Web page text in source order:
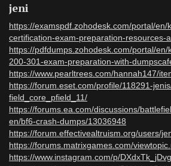
jeni
https://examspdf.zohodesk.com/portal/en/
certification-exam-preparation-resources-
https://pdfdumps.zohodesk.com/portal/en/
200-301-exam-preparation-with-
https://www.pearltrees.com/hannah147/
https://forum.eset.com/profile/118291-
field_core_pfield_11/
https://forums.ea.com/discussions/
en/bf6-crash-dumps/13036948
https://forum.effectivealtruism.org/users/
https://forums.matrixgames.com/
https://www.instagram.com/p/